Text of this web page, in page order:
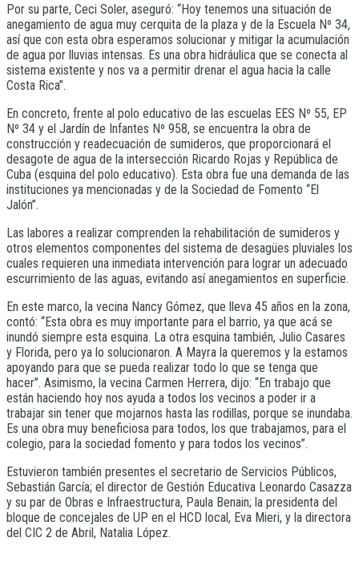
Por su parte, Ceci Soler, aseguró: “Hoy tenemos una situación de
anegamiento de agua muy cerquita de la plaza y de la Escuela Nº 34,
así que con esta obra esperamos solucionar y mitigar la acumulación
de agua por lluvias intensas. Es una obra hidráulica que se conecta al
sistema existente y nos va a permitir drenar el agua hacia la calle
Costa Rica”.
En concreto, frente al polo educativo de las escuelas EES Nº 55, EP
Nº 34 y el Jardín de Infantes Nº 958, se encuentra la obra de
construcción y readecuación de sumideros, que proporcionará el
desagote de agua de la intersección Ricardo Rojas y República de
Cuba (esquina del polo educativo). Esta obra fue una demanda de las
instituciones ya mencionadas y de la Sociedad de Fomento “El
Jalón”.
Las labores a realizar comprenden la rehabilitación de sumideros y
otros elementos componentes del sistema de desagües pluviales los
cuales requieren una inmediata intervención para lograr un adecuado
escurrimiento de las aguas, evitando así anegamientos en superficie.
En este marco, la vecina Nancy Gómez, que lleva 45 años en la zona,
contó: “Esta obra es muy importante para el barrio, ya que acá se
inundó siempre esta esquina. La otra esquina también, Julio Casares
y Florida, pero ya lo solucionaron. A Mayra la queremos y la estamos
apoyando para que se pueda realizar todo lo que se tenga que
hacer”. Asimismo, la vecina Carmen Herrera, dijo: “En trabajo que
están haciendo hoy nos ayuda a todos los vecinos a poder ir a
trabajar sin tener que mojarnos hasta las rodillas, porque se inundaba.
Es una obra muy beneficiosa para todos, los que trabajamos, para el
colegio, para la sociedad fomento y para todos los vecinos”.
Estuvieron también presentes el secretario de Servicios Públicos,
Sebastián García; el director de Gestión Educativa Leonardo Casazza
y su par de Obras e Infraestructura, Paula Benain; la presidenta del
bloque de concejales de UP en el HCD local, Eva Mieri, y la directora
del CIC 2 de Abril, Natalia López.